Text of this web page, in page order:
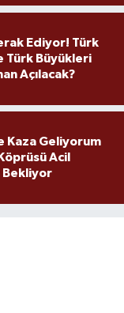
Ediyor! Türk
Türk Büyükleri
Açılacak?
Kaza Geliyorum
Acil
Bekliyor